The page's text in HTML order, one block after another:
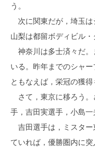
う。
次に関東だが，埼玉は
山梨は都留ボディビル・
神奈川は多士済々だ。
いる。昨年までのシャ
ともなえば，栄冠の獲得
さて，東京に移ろう。
手，吉田実選手，小島
吉田選手は，ミスター
ていれば，優勝圏内に